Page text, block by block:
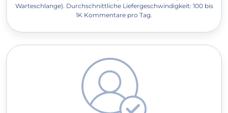
Warteschlange). Durchschnittliche Liefergeschwindigkeit: 100 bis
1K Kommentare pro Tag.